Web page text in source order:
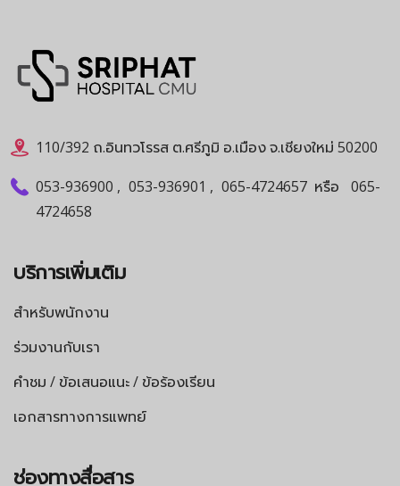
110/392 ถ.อินทวโรรส ต.ศรีภูมิ อ.เมือง จ.เชียงใหม่ 50200
053-936900 , 053-936901 , 065-4724657 หรือ
065-
4724658
บริการเพิ่มเติม
สำหรับพนักงาน
ร่วมงานกับเรา
คำชม / ข้อเสนอแนะ / ข้อร้องเรียน
เอกสารทางการแพทย์
ช่องทางสื่อสาร